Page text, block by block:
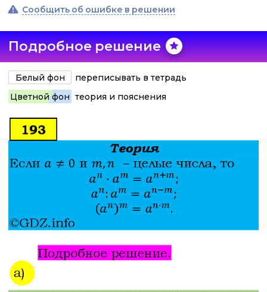
Сообщить об ошибке в решении
Подробное решение
Белый фон
переписывать в тетрадь
Цветной фон теория и пояснения